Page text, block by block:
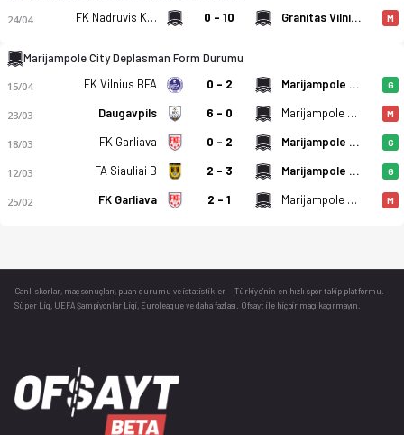
24/04 FK Nadruvis Kaunas 0 - 10 Granitas Vilnius M
Marijampole City Deplasman Form Durumu
15/04 FK Vilnius BFA 0 - 2 Marijampole City G
23/03 Daugavpils 6 - 0 Marijampole City M
18/03 FK Garliava 0 - 2 Marijampole City G
12/03 FA Siauliai B 2 - 3 Marijampole City G
25/02 FK Garliava 2 - 1 Marijampole City M
Canlı skorlar , maç sonuçları, puan durumu ve istatistikler — Türkiye’nin en hızlı spor takip platformu.
Süper Lig, UEFA Şampiyonlar Ligi, Euroleague ve daha fazlası. Ofsayt ile hiçbir maçı kaçırmayın.